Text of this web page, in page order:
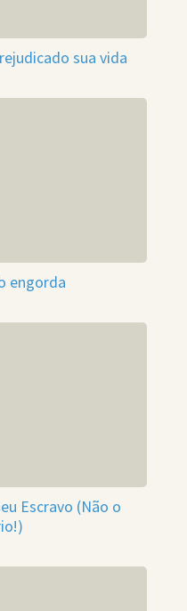
sua vida
engorda
Escravo (Não o